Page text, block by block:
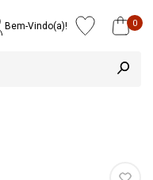
Bem-Vindo(a)! 0